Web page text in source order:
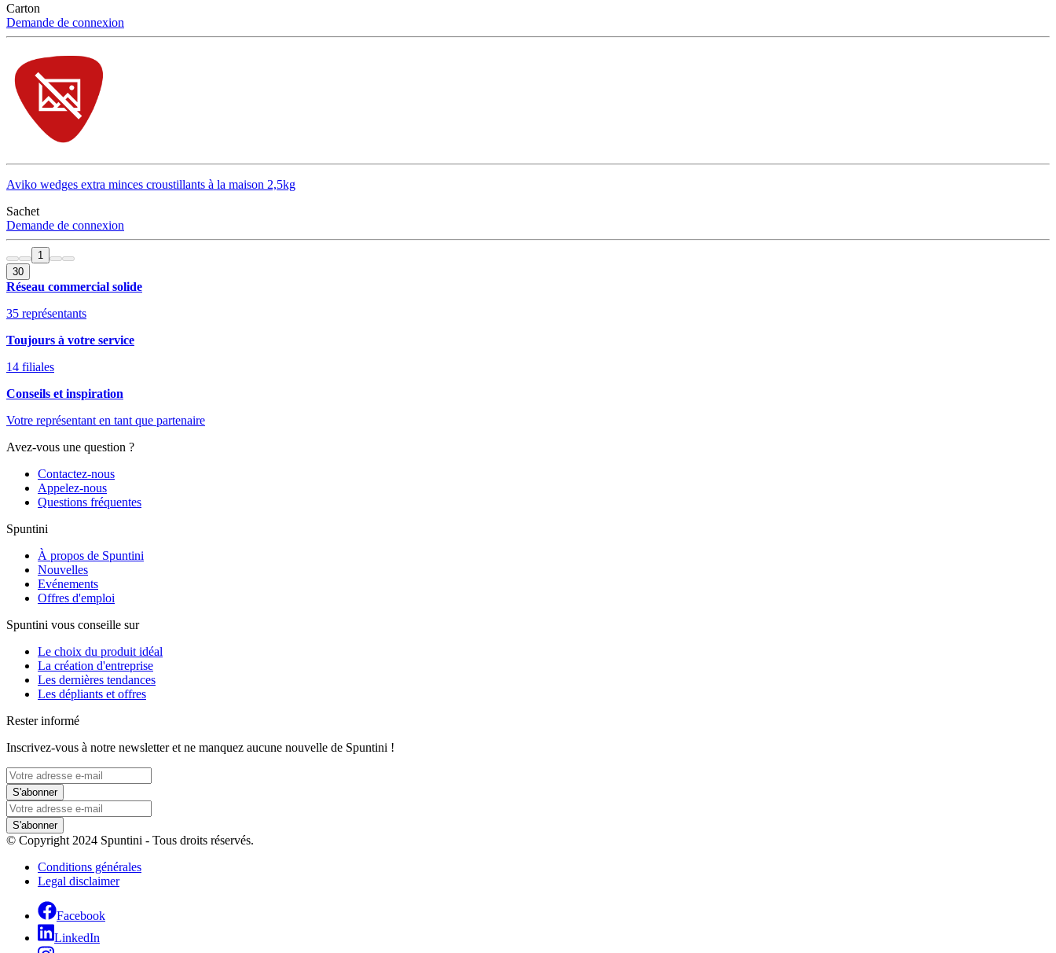
Carton
Demande de connexion
Aviko wedges extra minces croustillants à la maison 2,5kg
Sachet
Demande de connexion
1
30
Réseau commercial solide
35 représentants
Toujours à votre service
14 filiales
Conseils et inspiration
Votre représentant en tant que partenaire
Avez-vous une question ?
Contactez-nous
Appelez-nous
Questions fréquentes
Spuntini
À propos de Spuntini
Nouvelles
Evénements
Offres d'emploi
Spuntini vous conseille sur
Le choix du produit idéal
La création d'entreprise
Les dernières tendances
Les dépliants et offres
Rester informé
Inscrivez-vous à notre newsletter et ne manquez aucune nouvelle de Spuntini !
S'abonner
S'abonner
© Copyright 2024 Spuntini - Tous droits réservés.
Conditions générales
Legal disclaimer
Facebook
LinkedIn